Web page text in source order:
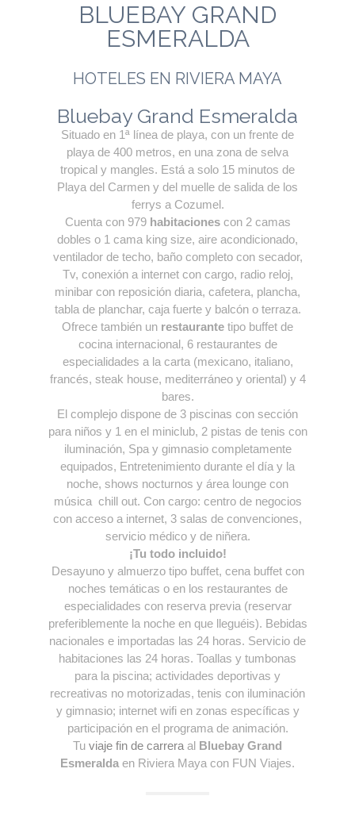
BLUEBAY GRAND
ESMERALDA
HOTELES EN RIVIERA MAYA
Bluebay Grand Esmeralda
Situado en 1ª línea de playa, con un frente de
playa de 400 metros, en una zona de selva
tropical y mangles. Está a solo 15 minutos de
Playa del Carmen y del muelle de salida de los
ferrys a Cozumel.
Cuenta con 979 habitacionescon 2 camas
dobles o 1 cama king size, aire acondicionado,
ventilador de techo, baño completo con secador,
Tv, conexión a internet con cargo, radio reloj,
minibar con reposición diaria, cafetera, plancha,
tabla de planchar, caja fuerte y balcón o terraza.
Ofrece también un restaurante tipo buffet de
cocina internacional, 6 restaurantes de
especialidades a la carta (mexicano, italiano,
francés, steak house, mediterráneo y oriental) y 4
bares.
El complejo dispone de 3 piscinas con sección
para niños y 1 en el miniclub, 2 pistas de tenis con
iluminación, Spa y gimnasio completamente
equipados, Entretenimiento durante el día y la
noche, shows nocturnos y área lounge con
música chill out. Con cargo: centro de negocios
con acceso a internet, 3 salas de convenciones,
servicio médico y de niñera.
¡Tu todo incluido!
Desayuno y almuerzo tipo buffet, cena buffet con
noches temáticas o en los restaurantes de
especialidades con reserva previa (reservar
preferiblemente la noche en que lleguéis). Bebidas
nacionales e importadas las 24 horas. Servicio de
habitaciones las 24 horas. Toallas y tumbonas
para la piscina; actividades deportivas y
recreativas no motorizadas, tenis con iluminación
y gimnasio; internet wifi en zonas específicas y
participación en el programa de animación.
Tu viaje fin de carrera al Bluebay Grand
Esmeralda en Riviera Maya con FUN Viajes.